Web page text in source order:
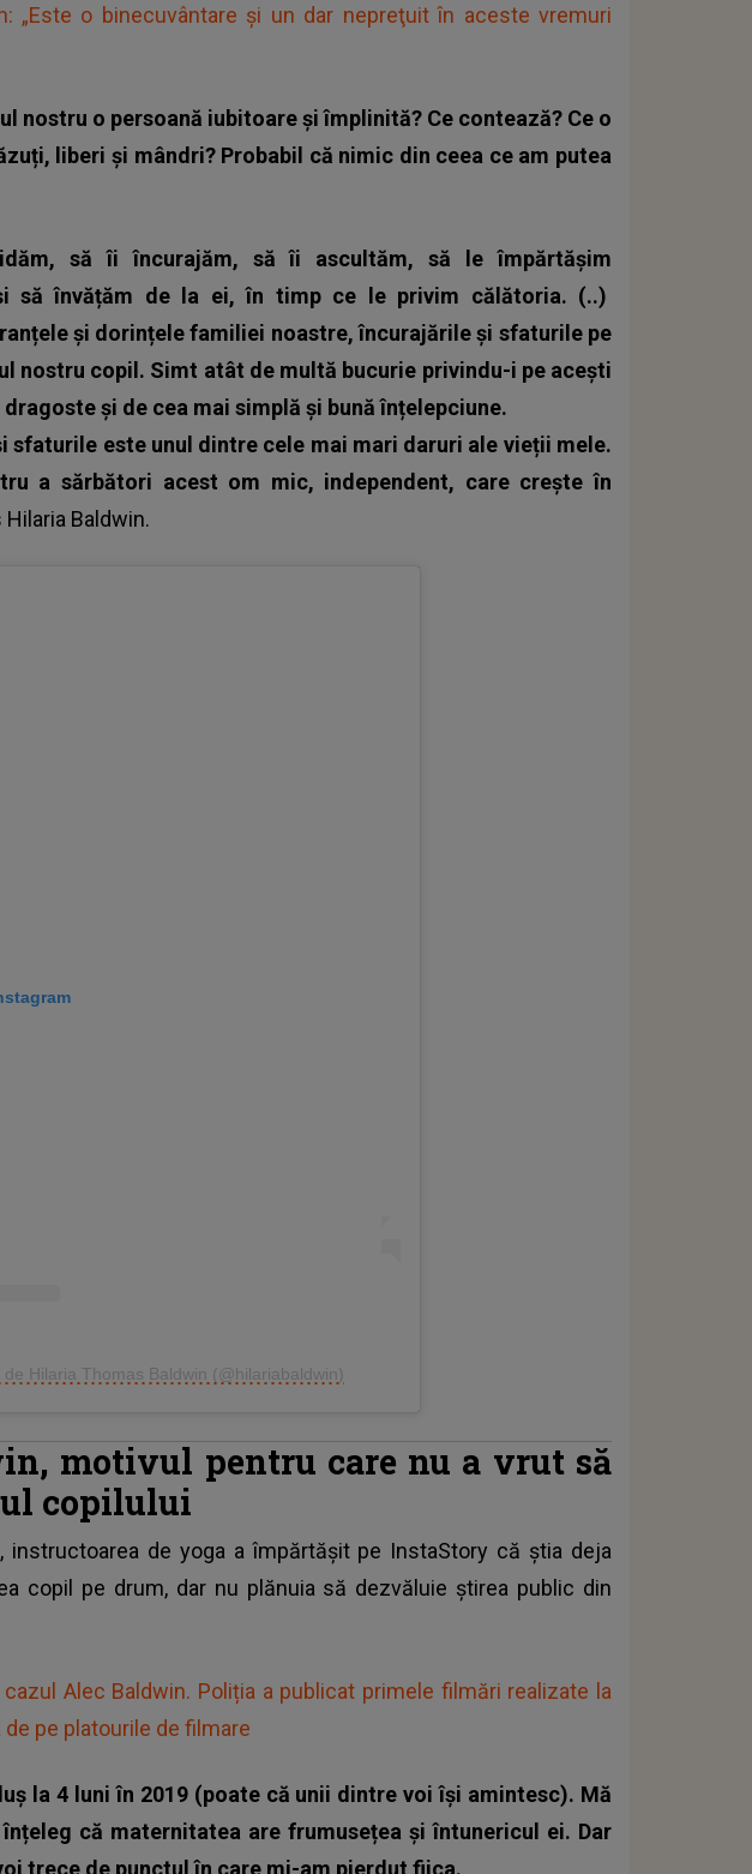
„Este o binecuvântare şi un dar nepreţuit în aceste vremuri
nostru o persoană iubitoare și împlinită? Ce contează? Ce o
liberi și mândri? Probabil că nimic din ceea ce am putea
să îi încurajăm, să îi ascultăm, să le împărtășim
să învățăm de la ei, în timp ce le privim călătoria. (..)
și dorințele familiei noastre, încurajările și sfaturile pe
nostru copil. Simt atât de multă bucurie privindu-i pe acești
și de cea mai simplă și bună înțelepciune.
sfaturile este unul dintre cele mai mari daruri ale vieții mele.
a sărbători acest om mic, independent, care crește în
Hilaria Baldwin.
Hilaria Thomas Baldwin (@hilariabaldwin)
motivul pentru care nu a vrut să
copilului
instructoarea de yoga a împărtășit pe InstaStory că știa deja
copil pe drum, dar nu plănuia să dezvăluie știrea public din
Alec Baldwin. Poliția a publicat primele filmări realizate la
pe platourile de filmare
la 4 luni în 2019 (poate că unii dintre voi își amintesc). Mă
că maternitatea are frumusețea și întunericul ei. Dar
trece de punctul în care mi-am pierdut fiica.